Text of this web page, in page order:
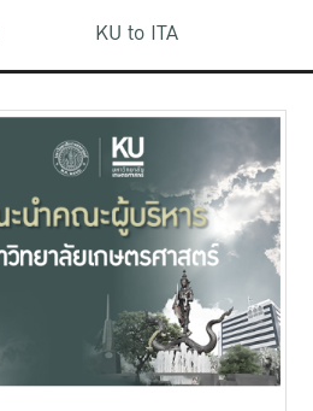
KU to ITA